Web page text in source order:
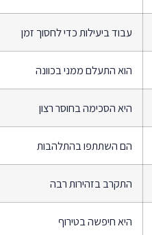
עבוד ביעילות כדי לחסוך זמן
הוא התעלם ממני בכוונה
היא הסכימה בחוסר רצון
הם השתתפו בהתלהבות
התקרב בזהירות רבה
היא חיפשה בטירוף